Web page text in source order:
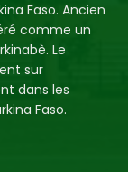
Faso. Ancien
comme un
Le
sur
dans les
Faso.